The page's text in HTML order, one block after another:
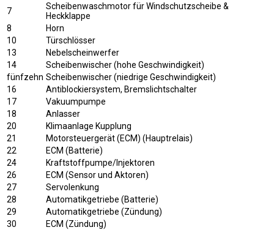
7
Scheibenwaschmotor für Windschutzscheibe &
Heckklappe
8
Horn
10
Türschlösser
13
Nebelscheinwerfer
14
Scheibenwischer (hohe Geschwindigkeit)
fünfzehn Scheibenwischer (niedrige Geschwindigkeit)
16
Antiblockiersystem, Bremslichtschalter
17
Vakuumpumpe
18
Anlasser
20
Klimaanlage Kupplung
21
Motorsteuergerät (ECM) (Hauptrelais)
22
ECM (Batterie)
24
Kraftstoffpumpe/Injektoren
26
ECM (Sensor und Aktoren)
27
Servolenkung
28
Automatikgetriebe (Batterie)
29
Automatikgetriebe (Zündung)
30
ECM (Zündung)